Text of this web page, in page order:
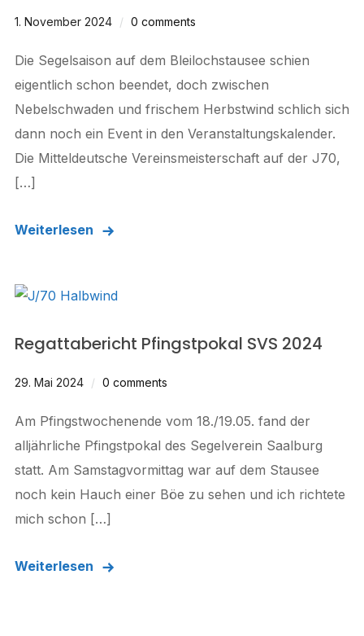
1. November 2024 0 comments
Die Segelsaison auf dem Bleilochstausee schien
eigentlich schon beendet, doch zwischen
Nebelschwaden und frischem Herbstwind schlich sich
dann noch ein Event in den Veranstaltungskalender.
Die Mitteldeutsche Vereinsmeisterschaft auf der J70,
[…]
Weiterlesen
Regattabericht Pfingstpokal SVS 2024
29. Mai 2024 0 comments
Am Pfingstwochenende vom 18./19.05. fand der
alljährliche Pfingstpokal des Segelverein Saalburg
statt. Am Samstagvormittag war auf dem Stausee
noch kein Hauch einer Böe zu sehen und ich richtete
mich schon […]
Weiterlesen